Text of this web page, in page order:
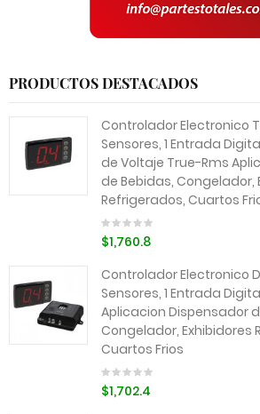
PRODUCTOS DESTACADOS
Controlador Electronico
Sensores, 1 Entrada
de Voltaje True-Rms
de Bebidas, Congelador,
Refrigerados, Cuartos
$1,760.8
Controlador Electronico
Sensores, 1 Entrada
Aplicacion Dispensador
Congelador, Exhibidores
Cuartos Frios
$1,702.4